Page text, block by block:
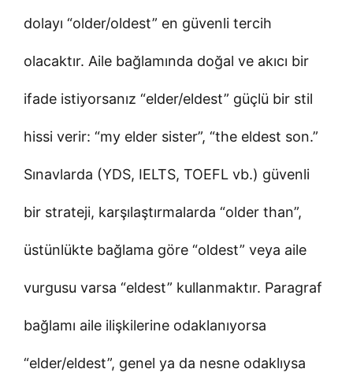
dolayı “older/oldest” en güvenli tercih
olacaktır. Aile bağlamında doğal ve akıcı bir
ifade istiyorsanız “elder/eldest” güçlü bir stil
hissi verir: “my elder sister”, “the eldest son.”
Sınavlarda (YDS, IELTS, TOEFL vb.) güvenli
bir strateji, karşılaştırmalarda “older than”,
üstünlükte bağlama göre “oldest” veya aile
vurgusu varsa “eldest” kullanmaktır. Paragraf
bağlamı aile ilişkilerine odaklanıyorsa
“elder/eldest”, genel ya da nesne odaklıysa